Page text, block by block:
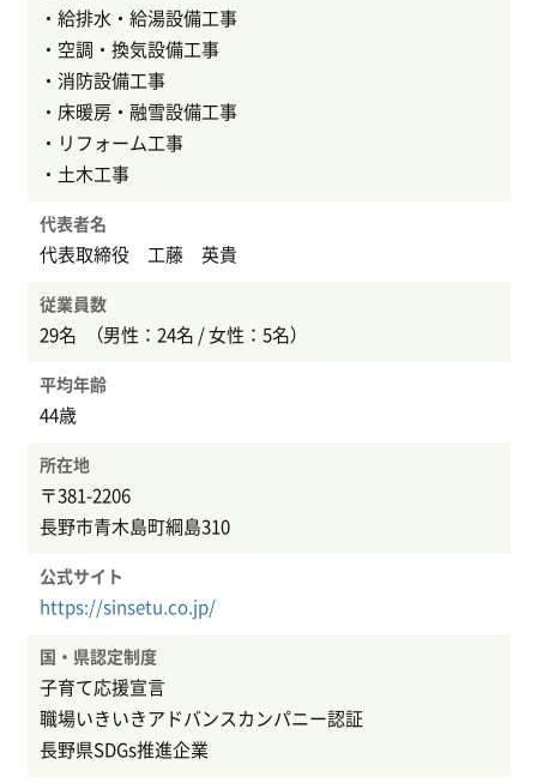
・給排水・給湯設備工事
・空調・換気設備工事
・消防設備工事
・床暖房・融雪設備工事
・リフォーム工事
・土木工事
代表者名
代表取締役 工藤 英貴
従業員数
29名 （男性：24名 / 女性：5名）
平均年齢
44歳
所在地
〒381-2206
長野市青木島町綱島310
公式サイト
https://sinsetu.co.jp/
国・県認定制度
子育て応援宣言
職場いきいきアドバンスカンパニー認証
長野県SDGs推進企業